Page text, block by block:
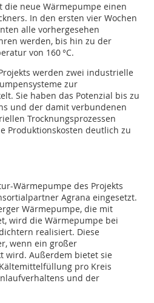
die neue Wärmepumpe einen
In den ersten vier Wochen
alle vorhergesehen
werden, bis hin zu der
von 160 °C.
werden zwei industrielle
zur
Sie haben das Potenzial bis zu
und der damit verbundenen
Trocknungsprozessen
Produktionskosten deutlich zu
Wärmepumpe des Projekts
Agrana eingesetzt.
Wärmepumpe, die mit
wird die Wärmepumpe bei
realisiert. Diese
wenn ein großer
wird. Außerdem bietet sie
pro Kreis
und der